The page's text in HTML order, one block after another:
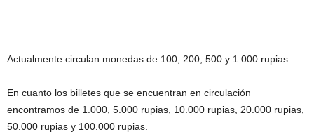
Actualmente circulan monedas de 100, 200, 500 y 1.000 rupias.
En cuanto los billetes que se encuentran en circulación
encontramos de 1.000, 5.000 rupias, 10.000 rupias, 20.000 rupias,
50.000 rupias y 100.000 rupias.